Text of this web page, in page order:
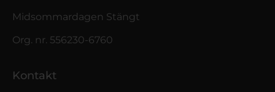
Midsommardagen Stängt
Org. nr. 556230-6760
Kontakt